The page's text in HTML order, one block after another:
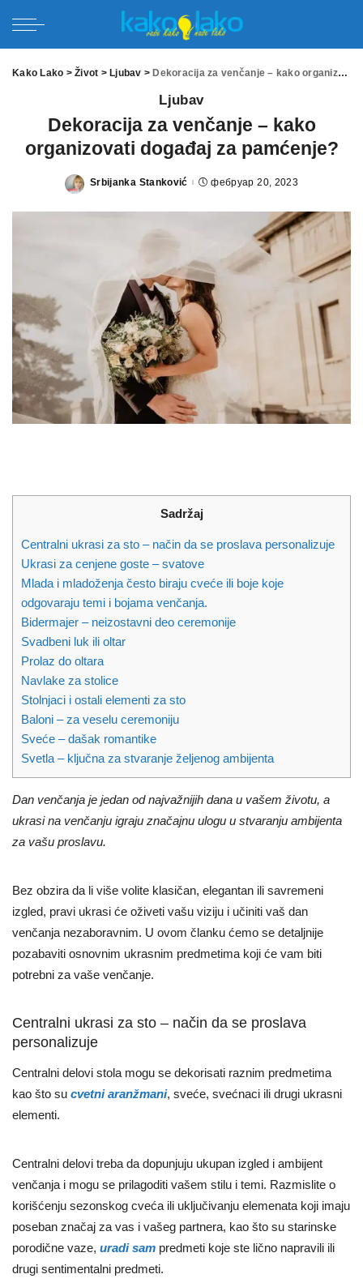
Kako Lako >Život > Ljubav > Dekoracija za venčanje – kako organizovati događaj za pamćenje?
Ljubav
Dekoracija za venčanje – kako
organizovati događaj za pamćenje?
Posted
Srbijanka Stanković фебруар 20, 2023
Sadržaj
Centralni ukrasi za sto – način da se proslava personalizuje
Ukrasi za cenjene goste – svatove
Mlada i mladoženja često biraju cveće ili boje koje
odgovaraju temi i bojama venčanja.
Bidermajer – neizostavni deo ceremonije
Svadbeni luk ili oltar
Prolaz do oltara
Navlake za stolice
Stolnjaci i ostali elementi za sto
Baloni – za veselu ceremoniju
Sveće – dašak romantike
Svetla – ključna za stvaranje željenog ambijenta
Dan venčanja je jedan od najvažnijih dana u vašem životu, a
ukrasi na venčanju igraju značajnu ulogu u stvaranju ambijenta
za vašu proslavu.
Bez obzira da li više volite klasičan, elegantan ili savremeni
izgled, pravi ukrasi će oživeti vašu viziju i učiniti vaš dan
venčanja nezaboravnim. U ovom članku ćemo se detaljnije
pozabaviti osnovnim ukrasnim predmetima koji će vam biti
potrebni za vaše venčanje.
Centralni ukrasi za sto – način da se proslava
personalizuje
Centralni delovi stola mogu se dekorisati raznim predmetima
kao što su cvetni aranžmani, sveće, svećnaci ili drugi ukrasni
elementi.
Centralni delovi treba da dopunjuju ukupan izgled i ambijent
venčanja i mogu se prilagoditi vašem stilu i temi. Razmislite o
korišćenju sezonskog cveća ili uključivanju elemenata koji imaju
poseban značaj za vas i vašeg partnera, kao što su starinske
porodične vaze, uradi sam predmeti koje ste lično napravili ili
drugi sentimentalni predmeti.